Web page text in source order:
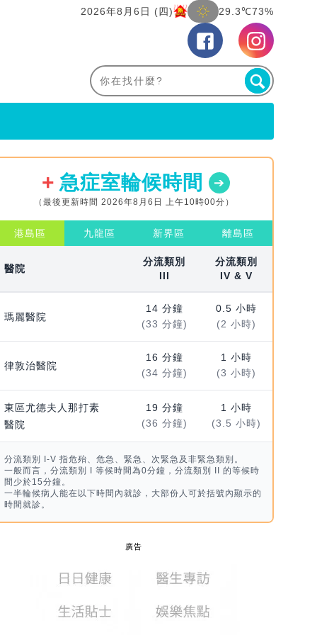
2026年8月6日 (四) 29.3℃73%
急症室輪候時間
（最後更新時間 2026年8月6日 上午10時00分）
港島區 九龍區 新界區 離島區
醫院
分流類別
III
分流類別
IV & V
瑪麗醫院
14 分鐘
(33 分鐘)
0.5 小時
(2 小時)
律敦治醫院
16 分鐘
(34 分鐘)
1 小時
(3 小時)
東區尤德夫人那打素
醫院
19 分鐘
(36 分鐘)
1 小時
(3.5 小時)
分流類別 I-V 指危殆、危急、緊急、次緊急及非緊急類別。
一般而言，分流類別 I 等候時間為0分鐘，分流類別 II 的等候時
間少於15分鐘。
一半輪候病人能在以下時間內就診，大部份人可於括號內顯示的
時間就診。
廣告